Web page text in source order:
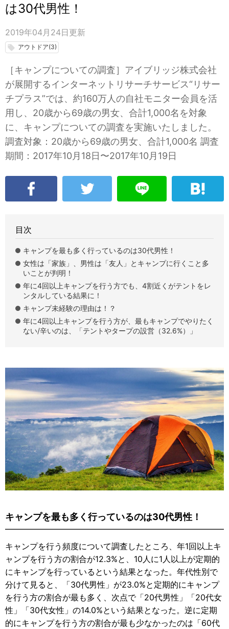
は30代男性！
2019年04月24日 更新
local_offer アウトドア(3)
［キャンプについての調査］アイブリッジ株式会社
が展開するインターネットリサーチサービス“リサー
チプラス”では、約160万人の自社モニター会員を活
用し、20歳から69歳の男女、合計1,000名を対象
に、キャンプについての調査を実施いたしました。
調査対象：20歳から69歳の男女、合計1,000名 調査
期間：2017年10月18日〜2017年10月19日
目次
キャンプを最も多く行っているのは30代男性！
女性は「家族」、男性は「友人」とキャンプに行くこと多
いことが判明！
年に4回以上キャンプを行う方でも、4割近くがテントをレ
ンタルしている結果に！
キャンプ未経験の理由は！？
年に4回以上キャンプを行う方が、最もキャンプでやりたく
ない/辛いのは、「テントやタープの設営（32.6%）」
キャンプを最も多く行っているのは30代男性！
キャンプを行う頻度について調査したところ、年1回以上キ
ャンプを行う方の割合が12.3%と、10人に1人以上が定期的
にキャンプを行っているという結果となった。年代性別で
分けて見ると、「30代男性」が23.0%と定期的にキャンプ
を行う方の割合が最も多く、次点で「20代男性」「20代女
性」「30代女性」の14.0%という結果となった。逆に定期
的にキャンプを行う方の割合が最も少なかったのは「60代